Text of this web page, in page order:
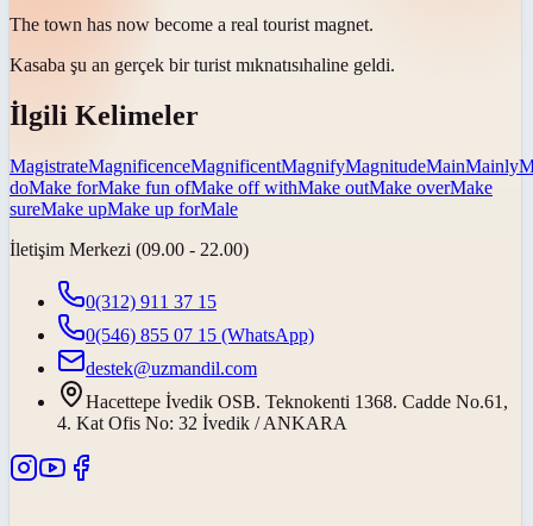
The town has now become a real tourist magnet.
Kasaba şu an gerçek bir turist mıknatısıhaline geldi.
İlgili Kelimeler
MagistrateMagnificenceMagnificentMagnifyMagnitudeMainMainly
doMake forMake fun ofMake off withMake outMake overMake
sureMake upMake up forMale
İletişim Merkezi (09.00 - 22.00)
0(312) 911 37 15
0(546) 855 07 15 (WhatsApp)
destek@uzmandil.com
Hacettepe İvedik OSB. Teknokenti 1368. Cadde No.61,
4. Kat Ofis No: 32 İvedik / ANKARA